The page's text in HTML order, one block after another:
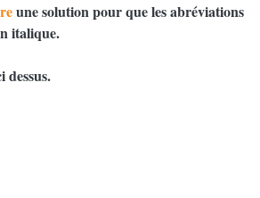
une solution pour que les abréviations
italique.
dessus.